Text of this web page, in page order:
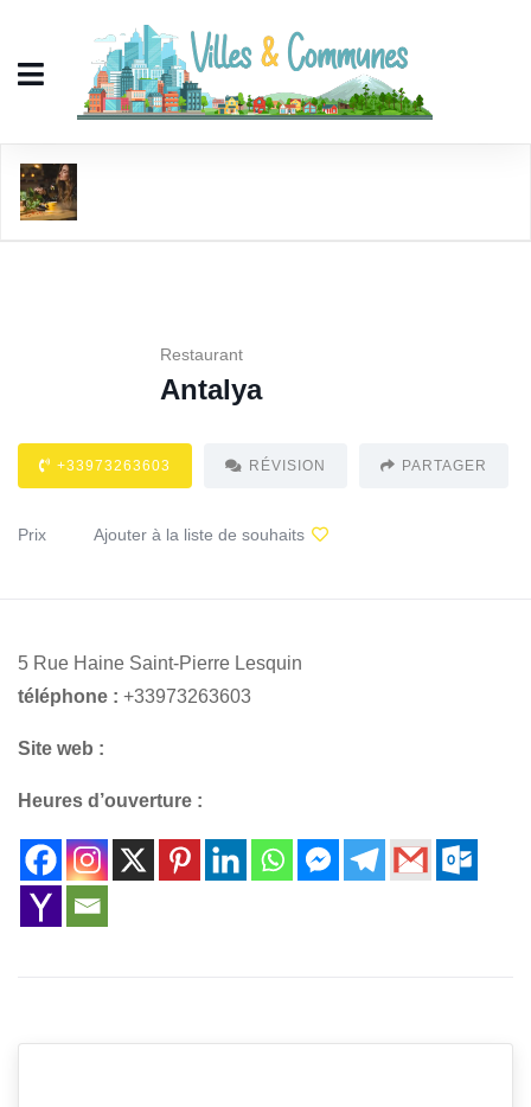
Restaurant
Antalya
+33973263603 RÉVISION PARTAGER
Prix Ajouter à la liste de souhaits
5 Rue Haine Saint-Pierre Lesquin
téléphone : +33973263603
Site web :
Heures d’ouverture :